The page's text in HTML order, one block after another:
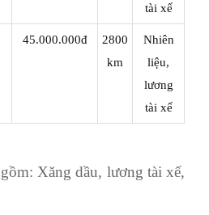
tài xế
45.000.000đ
2800
km
Nhiên
liệu,
lương
tài xế
Xăng dầu, lương tài xế,